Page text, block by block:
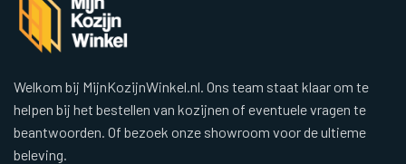
Welkom bij MijnKozijnWinkel.nl. Ons team staat klaar om te
helpen bij het bestellen van kozijnen of eventuele vragen te
beantwoorden. Of bezoek onze showroom voor de ultieme
beleving.